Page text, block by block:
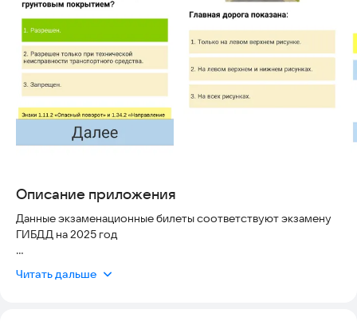
Описание приложения
Данные экзаменационные билеты соответствуют экзамену
ГИБДД на 2025 год
в ГИБДД по категориям A, A1, B, B1, M. Все билеты
Читать дальше